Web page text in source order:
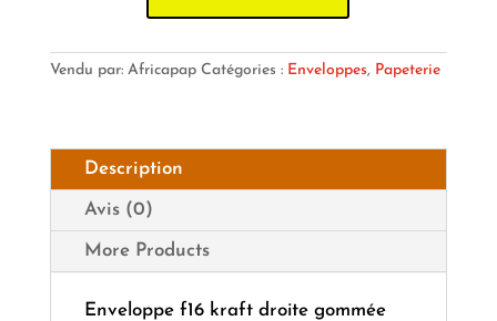
Vendu par: Africapap Catégories : Enveloppes, Papeterie
Description
Avis (0)
More Products
Enveloppe f16 kraft droite gommée